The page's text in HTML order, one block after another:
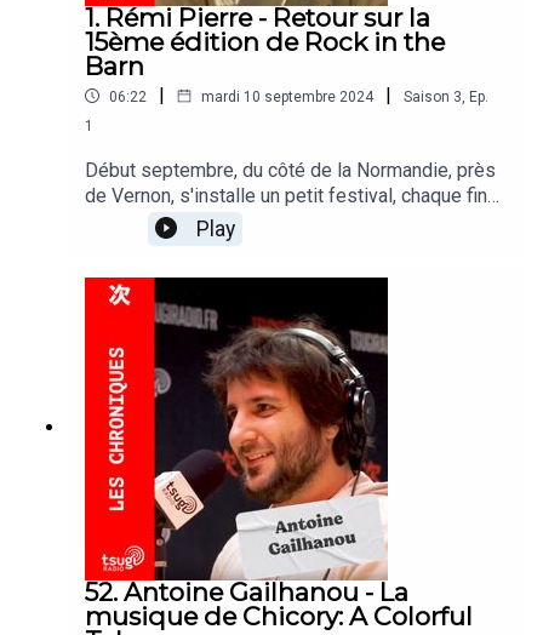
1. Rémi Pierre - Retour sur la
15ème édition de Rock in the
Barn
06:22 | mardi 10 septembre 2024 | Saison 3 Ep.
1
Début septembre, du côté de la Normandie, près
de Vernon, s'installe un petit festival, chaque fin
d'été, sur les bords de Seine. Pour la 15ème
édition de Rock in the Barn, Rémi est allé mouiller
les festivalier.e.s devant les concerts
d'Unschooling, Deeper, Deadletter, Ultranöuk,
Ditter et VLURE.
Play
52. Antoine Gailhanou - La
musique de Chicory: A Colorful